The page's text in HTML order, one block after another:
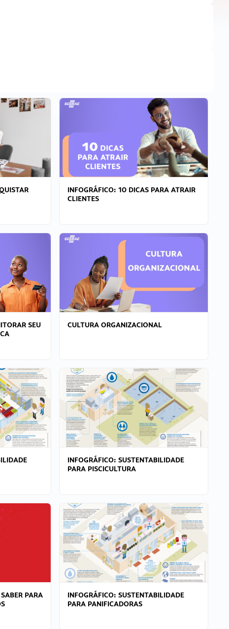
INFOGRÁFICO: 10 DICAS PARA ATRAIR
CLIENTES
SEU
CULTURA ORGANIZACIONAL
INFOGRÁFICO: SUSTENTABILIDADE
PARA PISCICULTURA
PARA
INFOGRÁFICO: SUSTENTABILIDADE
PARA PANIFICADORAS